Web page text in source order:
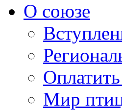
О союзе
Мир